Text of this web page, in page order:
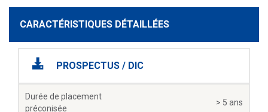
CARACTÉRISTIQUES DÉTAILLÉES
PROSPECTUS / DIC
Durée de placement
préconisée
> 5 ans